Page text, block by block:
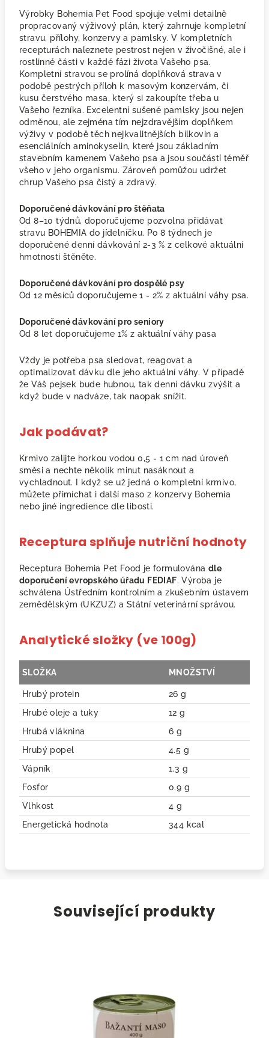
Výrobky Bohemia Pet Food spojuje velmi detailně
propracovaný výživový plán, který zahrnuje kompletní
stravu, přílohy, konzervy a pamlsky. V kompletních
recepturách naleznete pestrost nejen v živočišné, ale i
rostlinné části v každé fázi života Vašeho psa.
Kompletní stravou se prolíná doplňková strava v
podobě pestrých příloh k masovým konzervám, či
kusu čerstvého masa, který si zakoupíte třeba u
Vašeho řezníka. Excelentní sušené pamlsky jsou nejen
odměnou, ale zejména tím nejzdravějším doplňkem
výživy v podobě těch nejkvalitnějších bílkovin a
esenciálních aminokyselin, které jsou základním
stavebním kamenem Vašeho psa a jsou součástí téměř
všeho v jeho organismu. Zároveň pomůžou udržet
chrup Vašeho psa čistý a zdravý.
Doporučené dávkování pro štěňata
Od 8–10 týdnů, doporučujeme pozvolna přidávat
stravu BOHEMIA do jídelníčku. Po 8 týdnech je
doporučené denní dávkování 2-3 % z celkové aktuální
hmotnosti štěněte.
Doporučené dávkování pro dospělé psy
Od 12 měsíců doporučujeme 1 - 2% z aktuální váhy psa.
Doporučené dávkování pro seniory
Od 8 let doporučujeme 1% z aktuální váhy pasa
Vždy je potřeba psa sledovat, reagovat a
optimalizovat dávku dle jeho aktuální váhy. V případě
že Váš pejsek bude hubnou, tak denní dávku zvýšit a
když bude v nadváze, tak naopak snížit.
Jak podávat?
Krmivo zalijte horkou vodou 0,5 - 1 cm nad úroveň
směsi a nechte několik minut nasáknout a
vychladnout. I když se už jedná o kompletní krmivo,
můžete přimíchat i další maso z konzervy Bohemia
nebo jiné ingredience dle libosti.
Receptura splňuje nutriční hodnoty
Receptura Bohemia Pet Food je formulována dle
doporučení evropského úřadu FEDIAF. Výroba je
schválena Ústředním kontrolním a zkušebním ústavem
zemědělským (UKZUZ) a Státní veterinární správou.
Analytické složky (ve 100g)
SLOŽKA MNOŽSTVÍ
Hrubý protein
26 g
Hrubé oleje a tuky
12 g
Hrubá vláknina
6 g
Hrubý popel
4.5 g
Vápník
1.3 g
Fosfor
0.9 g
Vlhkost
4 g
Energetická hodnota
344 kcal
Související produkty